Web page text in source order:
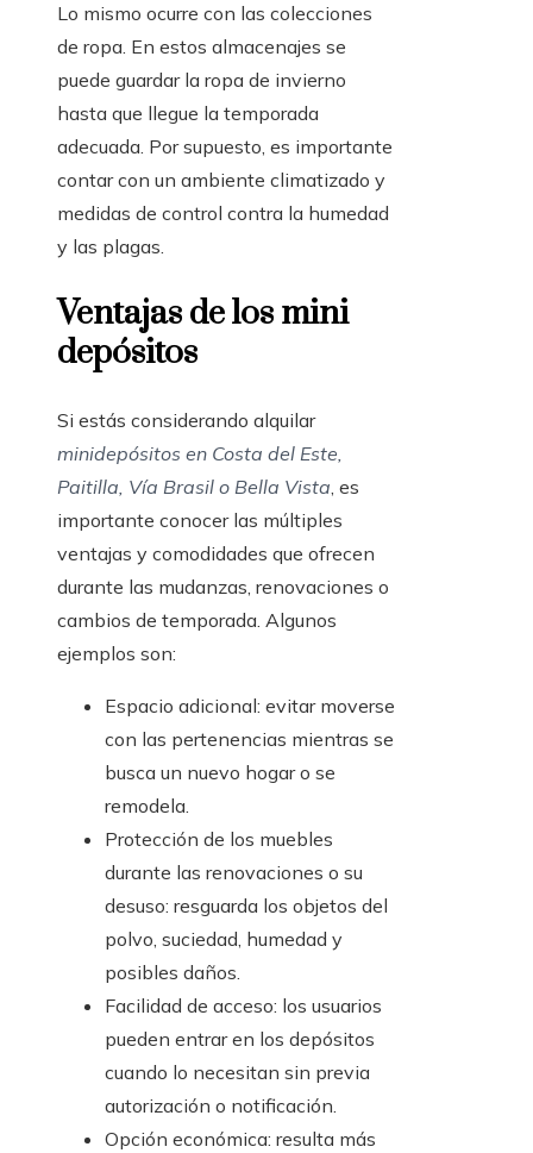
Lo mismo ocurre con las colecciones
de ropa. En estos almacenajes se
puede guardar la ropa de invierno
hasta que llegue la temporada
adecuada. Por supuesto, es importante
contar con un ambiente climatizado y
medidas de control contra la humedad
y las plagas.
Ventajas de los mini
depósitos
Si estás considerando alquilar
minidepósitos en Costa del Este,
Paitilla, Vía Brasil o Bella Vista, es
importante conocer las múltiples
ventajas y comodidades que ofrecen
durante las mudanzas, renovaciones o
cambios de temporada. Algunos
ejemplos son:
Espacio adicional: evitar moverse
con las pertenencias mientras se
busca un nuevo hogar o se
remodela.
Protección de los muebles
durante las renovaciones o su
desuso: resguarda los objetos del
polvo, suciedad, humedad y
posibles daños.
Facilidad de acceso: los usuarios
pueden entrar en los depósitos
cuando lo necesitan sin previa
autorización o notificación.
Opción económica: resulta más